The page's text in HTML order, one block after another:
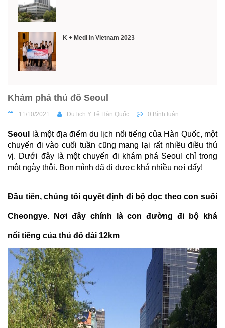
K + Medi in Vietnam 2023
Khám phá thủ đô Seoul
11/10/2021 Du lịch Y Tế Hàn Quốc 0 Bình luận
Seoul
là một địa điểm du lịch nổi tiếng của Hàn Quốc, một
chuyến đi vào cuối tuần cũng mang lại rất nhiều điều thú
vị. Dưới đây là một chuyến đi khám phá Seoul chỉ trong
một ngày thôi. Bọn mình đã đi được khá nhiều nơi đấy!
Đầu tiên, chúng tôi quyết định đi bộ dọc theo con suối
Cheongye. Nơi đây chính là con đường đi bộ khá
nổi tiếng của thủ đô dài 12km